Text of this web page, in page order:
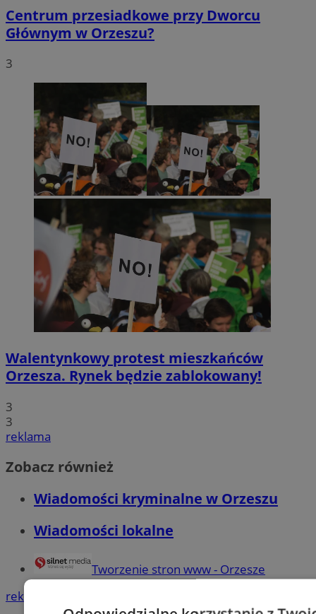
Centrum przesiadkowe przy Dworcu
Głównym w Orzeszu?
3
Walentynkowy protest mieszkańców
Orzesza. Rynek będzie zablokowany!
3
3
reklama
Zobacz również
Wiadomości kryminalne w Orzeszu
Wiadomości lokalne
Tworzenie stron www - Orzesze
reklama